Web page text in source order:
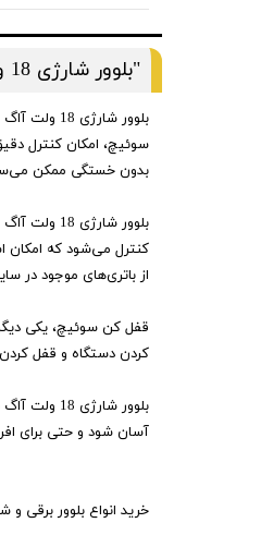
"بلوور شارژی 18 ولت آاگ؛ قدرت، کارایی و انعطاف‌پذیری برای تمامی نیازهای نظافت"
سوئیچ، امکان کنترل
بدون خستگی ممکن
از باتری‌های موجود در
کردن دستگاه و قفل
بلوور
آسان شود و حتی برای
خرید انواع بلوور برقی